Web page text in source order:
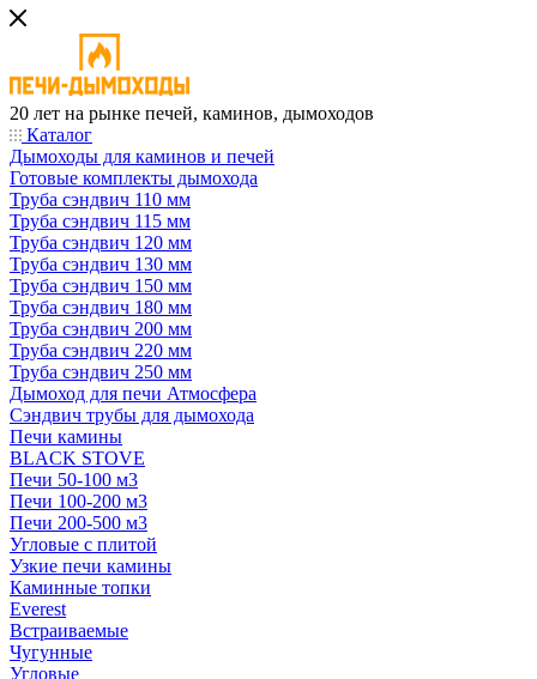
20 лет на рынке печей, каминов, дымоходов
Каталог
Дымоходы для каминов и печей
Готовые комплекты дымохода
Труба сэндвич 110 мм
Труба сэндвич 115 мм
Труба сэндвич 120 мм
Труба сэндвич 130 мм
Труба сэндвич 150 мм
Труба сэндвич 180 мм
Труба сэндвич 200 мм
Труба сэндвич 220 мм
Труба сэндвич 250 мм
Дымоход для печи Атмосфера
Сэндвич трубы для дымохода
Печи камины
BLACK STOVE
Печи 50-100 м3
Печи 100-200 м3
Печи 200-500 м3
Угловые с плитой
Узкие печи камины
Каминные топки
Everest
Встраиваемые
Чугунные
Угловые